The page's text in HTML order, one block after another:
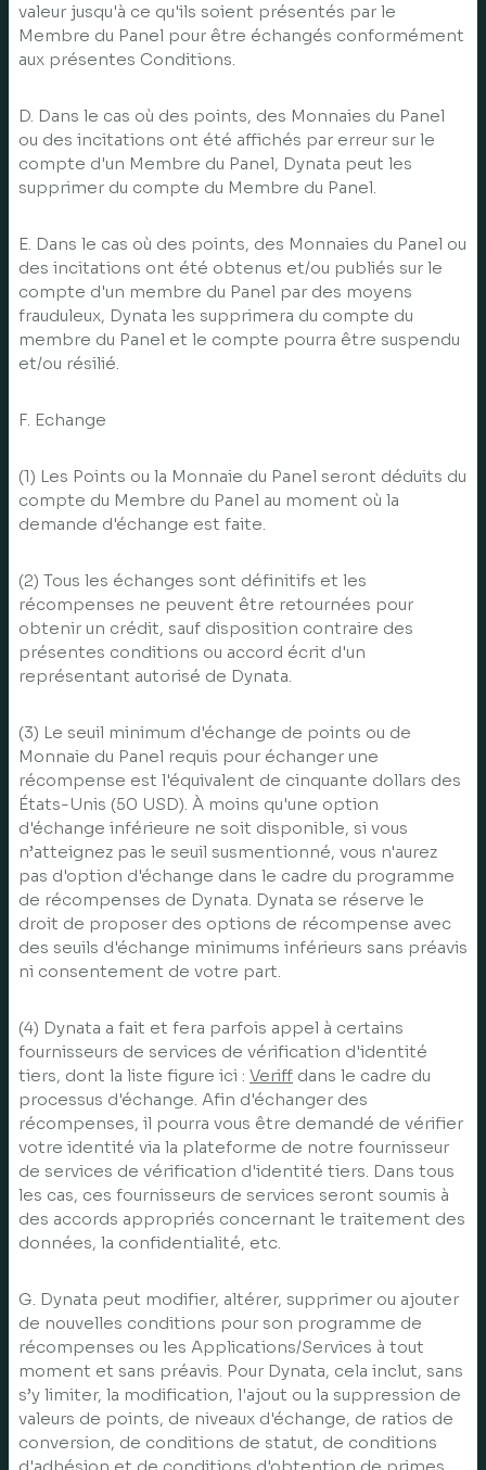
valeur jusqu'à ce qu'ils soient présentés par le
Membre du Panel pour être échangés conformément
aux présentes Conditions.
D. Dans le cas où des points, des Monnaies du Panel
ou des incitations ont été affichés par erreur sur le
compte d'un Membre du Panel, Dynata peut les
supprimer du compte du Membre du Panel.
E. Dans le cas où des points, des Monnaies du Panel ou
des incitations ont été obtenus et/ou publiés sur le
compte d'un membre du Panel par des moyens
frauduleux, Dynata les supprimera du compte du
membre du Panel et le compte pourra être suspendu
et/ou résilié.
F. Echange
(1) Les Points ou la Monnaie du Panel seront déduits du
compte du Membre du Panel au moment où la
demande d'échange est faite.
(2) Tous les échanges sont définitifs et les
récompenses ne peuvent être retournées pour
obtenir un crédit, sauf disposition contraire des
présentes conditions ou accord écrit d'un
représentant autorisé de Dynata.
(3) Le seuil minimum d'échange de points ou de
Monnaie du Panel requis pour échanger une
récompense est l'équivalent de cinquante dollars des
États-Unis (50 USD). À moins qu'une option
d'échange inférieure ne soit disponible, si vous
n’atteignez pas le seuil susmentionné, vous n'aurez
pas d'option d'échange dans le cadre du programme
de récompenses de Dynata. Dynata se réserve le
droit de proposer des options de récompense avec
des seuils d'échange minimums inférieurs sans préavis
ni consentement de votre part.
(4) Dynata a fait et fera parfois appel à certains
fournisseurs de services de vérification d'identité
tiers, dont la liste figure ici : Veriff dans le cadre du
processus d'échange. Afin d'échanger des
récompenses, il pourra vous être demandé de vérifier
votre identité via la plateforme de notre fournisseur
de services de vérification d'identité tiers. Dans tous
les cas, ces fournisseurs de services seront soumis à
des accords appropriés concernant le traitement des
données, la confidentialité, etc.
G. Dynata peut modifier, altérer, supprimer ou ajouter
de nouvelles conditions pour son programme de
récompenses ou les Applications/Services à tout
moment et sans préavis. Pour Dynata, cela inclut, sans
s’y limiter, la modification, l'ajout ou la suppression de
valeurs de points, de niveaux d'échange, de ratios de
conversion, de conditions de statut, de conditions